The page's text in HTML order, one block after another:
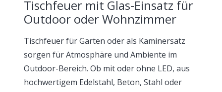
Tischfeuer mit Glas-Einsatz für
Outdoor oder Wohnzimmer
Tischfeuer für Garten oder als Kaminersatz
sorgen für Atmosphäre und Ambiente im
Outdoor-Bereich. Ob mit oder ohne LED, aus
hochwertigem Edelstahl, Beton, Stahl oder